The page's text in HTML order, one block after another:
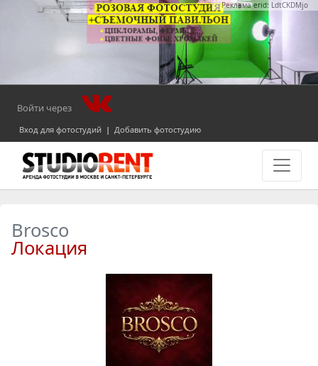
Реклама erid: LdtCKDMjo
Войти через
Вход для фотостудий | Добавить фотостудию
Brosco
Локация